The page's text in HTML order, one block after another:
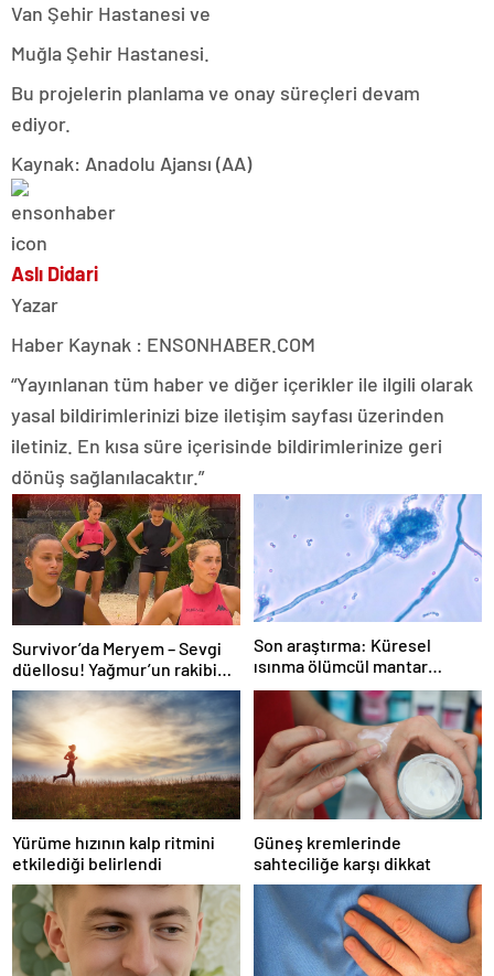
Van Şehir Hastanesi ve
Muğla Şehir Hastanesi.
Bu projelerin planlama ve onay süreçleri devam
ediyor.
Kaynak: Anadolu Ajansı (AA)
Aslı Didari
Yazar
Haber Kaynak : ENSONHABER.COM
“Yayınlanan tüm haber ve diğer içerikler ile ilgili olarak
yasal bildirimlerinizi bize iletişim sayfası üzerinden
iletiniz. En kısa süre içerisinde bildirimlerinize geri
dönüş sağlanılacaktır.”
Survivor’da Meryem – Sevgi
düellosu! Yağmur’un rakibi
belli oldu
Son araştırma: Küresel
ısınma ölümcül mantar
hastalığını yayabilir
Yürüme hızının kalp ritmini
etkilediği belirlendi
Güneş kremlerinde
sahteciliğe karşı dikkat